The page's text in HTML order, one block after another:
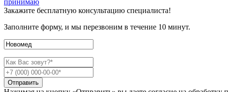
принимаю
Закажите бесплатную консультацию специалиста!
Заполните форму, и мы перезвоним в течение 10 минут.
Отправить